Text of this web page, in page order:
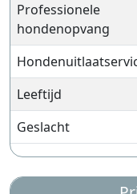
Professionele
hondenopvang
Leeftijd
Geslacht